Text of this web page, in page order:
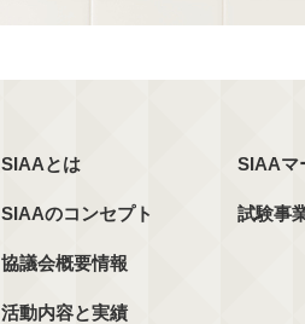
SIAAとは
SIAAのコンセプト
協議会概要情報
活動内容と実績
SIAAマ
試験事